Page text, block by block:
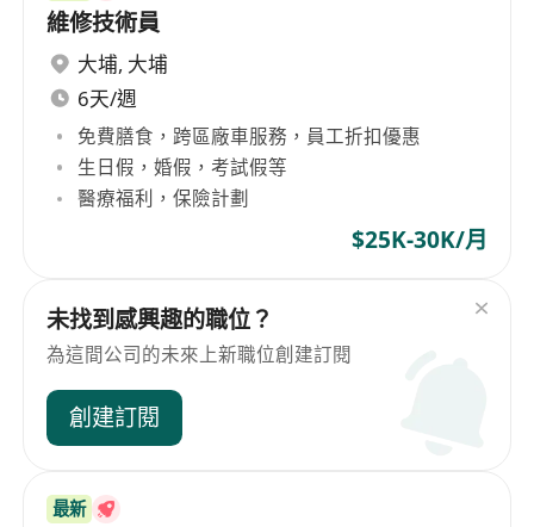
維修技術員
大埔, 大埔
6天/週
免費膳食，跨區廠車服務，員工折扣優惠
生日假，婚假，考試假等
醫療福利，保險計劃
$25K-30K/月
未找到感興趣的職位？
為這間公司的未來上新職位創建訂閱
創建訂閱
最新